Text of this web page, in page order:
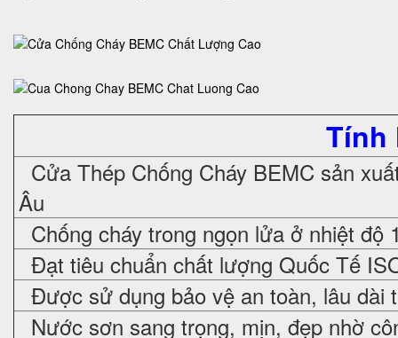
Tính
Cửa Thép Chống Cháy BEMC sản
Âu
Chống cháy trong ngọn lửa ở nhiệt độ
Đạt tiêu chuẩn chất lượng Quốc Tế
Được sử dụng bảo vệ an toàn, lâu dài
Nước sơn sang trọng, mịn, đẹp nhờ